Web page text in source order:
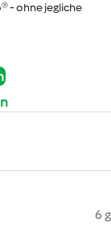
- ohne jegliche
6 g